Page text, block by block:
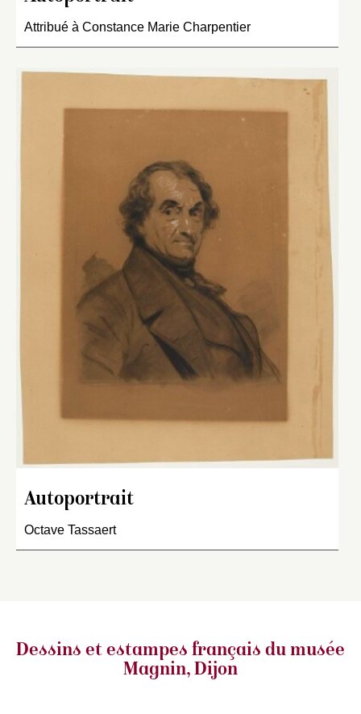
Attribué à Constance Marie Charpentier
Autoportrait
Octave Tassaert
Dessins et estampes français du musée
Magnin, Dijon